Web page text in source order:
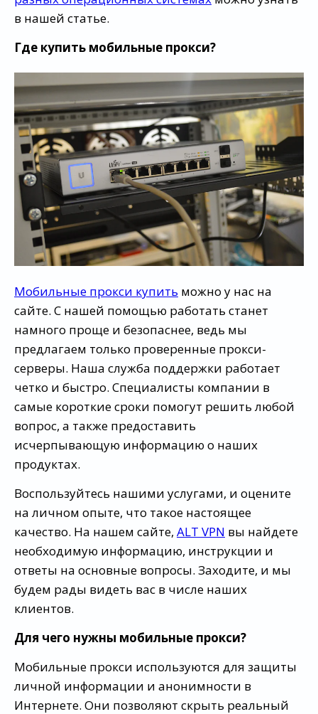
в нашей статье.
Где купить мобильные прокси?
Мобильные прокси купить можно у нас на
сайте. С нашей помощью работать станет
намного проще и безопаснее, ведь мы
предлагаем только проверенные прокси-
серверы. Наша служба поддержки работает
четко и быстро. Специалисты компании в
самые короткие сроки помогут решить любой
вопрос, а также предоставить
исчерпывающую информацию о наших
продуктах.
Воспользуйтесь нашими услугами, и оцените
на личном опыте, что такое настоящее
качество. На нашем сайте, ALT VPN вы найдете
необходимую информацию, инструкции и
ответы на основные вопросы. Заходите, и мы
будем рады видеть вас в числе наших
клиентов.
Для чего нужны мобильные прокси?
Мобильные прокси используются для защиты
личной информации и анонимности в
Интернете. Они позволяют скрыть реальный